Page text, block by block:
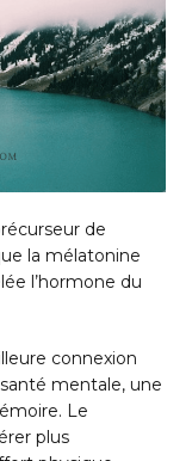
de
la mélatonine
l’hormone du
connexion
mentale, une
Le
plus